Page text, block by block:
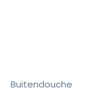
Buitendouche